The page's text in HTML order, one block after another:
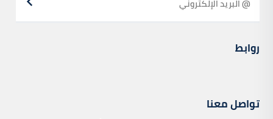
روابط
تواصل معنا